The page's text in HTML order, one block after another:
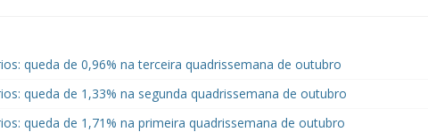
queda de 0,96% na terceira quadrissemana de outubro
queda de 1,33% na segunda quadrissemana de outubro
queda de 1,71% na primeira quadrissemana de outubro